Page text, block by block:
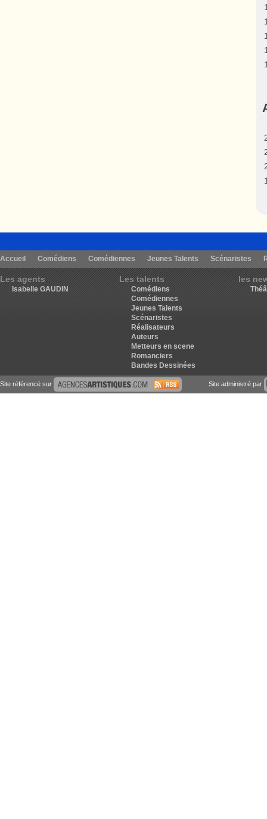
Accueil Comédiens Comédiennes Jeunes Talents Scénaristes
Les agents
Isabelle GAUDIN
Les talents
Comédiens
Comédiennes
Jeunes Talents
Scénaristes
Réalisateurs
Auteurs
Metteurs en scene
Romanciers
Bandes Dessinées
les
Site référencé sur Site administré par